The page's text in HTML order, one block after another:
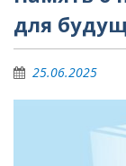
для
25.06.2025